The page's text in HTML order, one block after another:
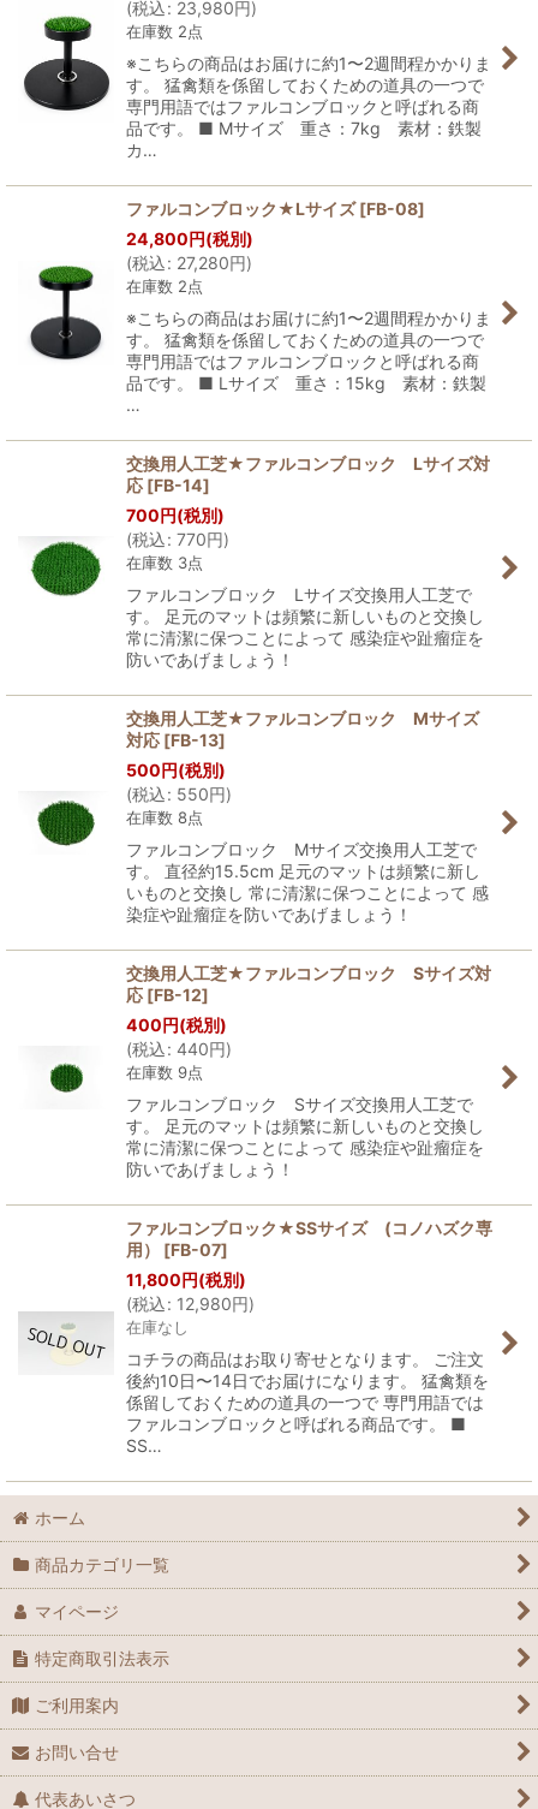
(税込: 23,980円)
在庫数 2点
※こちらの商品はお届けに約1〜2週間程かかりま
す。 猛禽類を係留しておくための道具の一つで
専門用語ではファルコンブロックと呼ばれる商
品です。 ■ Mサイズ 重さ：7kg 素材：鉄製
カ…
ファルコンブロック★Lサイズ [FB-08]
24,800円(税別)
(税込: 27,280円)
在庫数 2点
※こちらの商品はお届けに約1〜2週間程かかりま
す。 猛禽類を係留しておくための道具の一つで
専門用語ではファルコンブロックと呼ばれる商
品です。 ■ Lサイズ 重さ：15kg 素材：鉄製
…
交換用人工芝★ファルコンブロック Lサイズ対
応 [FB-14]
700円(税別)
(税込: 770円)
在庫数 3点
ファルコンブロック Lサイズ交換用人工芝で
す。 足元のマットは頻繁に新しいものと交換し
常に清潔に保つことによって 感染症や趾瘤症を
防いであげましょう！
交換用人工芝★ファルコンブロック Mサイズ
対応 [FB-13]
500円(税別)
(税込: 550円)
在庫数 8点
ファルコンブロック Mサイズ交換用人工芝で
す。 直径約15.5cm 足元のマットは頻繁に新し
いものと交換し 常に清潔に保つことによって 感
染症や趾瘤症を防いであげましょう！
交換用人工芝★ファルコンブロック Sサイズ対
応 [FB-12]
400円(税別)
(税込: 440円)
在庫数 9点
ファルコンブロック Sサイズ交換用人工芝で
す。 足元のマットは頻繁に新しいものと交換し
常に清潔に保つことによって 感染症や趾瘤症を
防いであげましょう！
ファルコンブロック★SSサイズ (コノハズク専
用）
[FB-07]
11,800円(税別)
(税込: 12,980円)
在庫なし
コチラの商品はお取り寄せとなります。 ご注文
後約10日〜14日でお届けになります。 猛禽類を
係留しておくための道具の一つで 専門用語では
ファルコンブロックと呼ばれる商品です。 ■
SS…
ホーム
商品カテゴリ一覧
マイページ
特定商取引法表示
ご利用案内
お問い合せ
代表あいさつ